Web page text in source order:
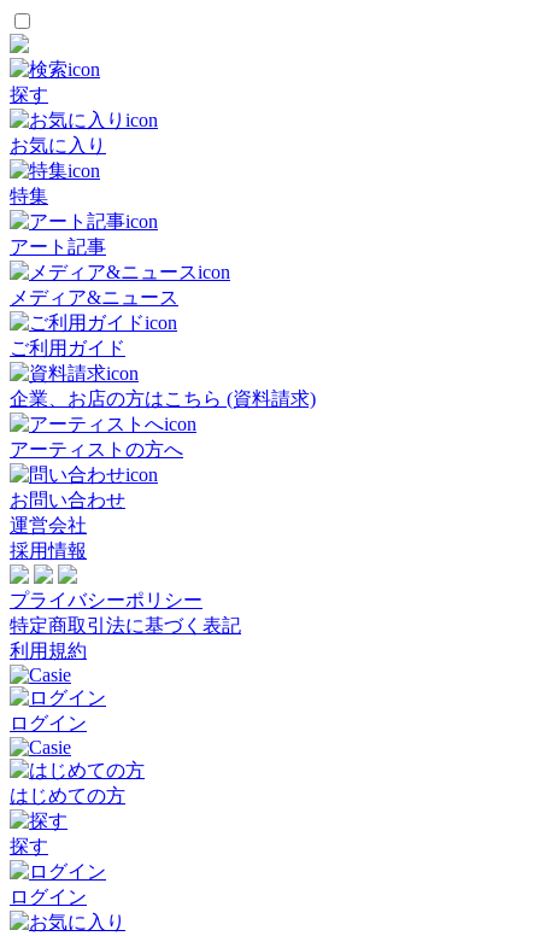
探す
お気に入り
特集
アート記事
メディア&ニュース
ご利用ガイド
企業、お店の方はこちら (資料請求)
アーティストの方へ
お問い合わせ
運営会社
採用情報
プライバシーポリシー
特定商取引法に基づく表記
利用規約
ログイン
はじめての方
探す
ログイン